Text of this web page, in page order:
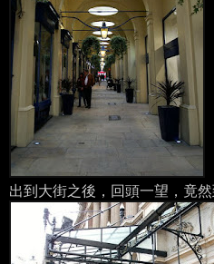
出到大街之後，回頭一望，竟然